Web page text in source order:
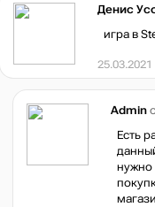
Денис
игра в
Admin
Есть
нужно